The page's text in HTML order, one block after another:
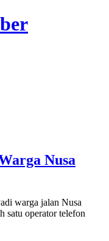
Nusa
warga jalan Nusa
satu operator telefon